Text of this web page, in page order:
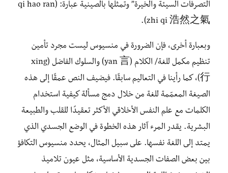
التصرفات السيئة والخيرة” وتمثلها بالصينية عبارة: (qi hao ran
zhi qi 浩然之氣).
وبعبارة أخرى، فإن الضرورة في منسيوس ليست مجرد تأمين
تنظيم مكمل للغة/ الكلام (yan 言) والسلوك الفاضل (xing
行)، كما رأينا في التعاليم سابقًا. فيضيف النص عمقًا إلى هذه
الصيغة المعمّمة للغة من خلال دمج مسألة كيفية استخدام
الكلمات مع علم النفس الأخلاقي الأكثر تعقيدًا للقلب والطبيعة
البشرية. يقدر المرء آثار هذه الخطوة في الوضع الجسدي الذي
يمتد إلى اللغة نفسها. على سبيل المثال، يحدد منسيوس التكافؤ
بين بعض الصفات الجسدية الأساسية، مثل عيون تلاميذ